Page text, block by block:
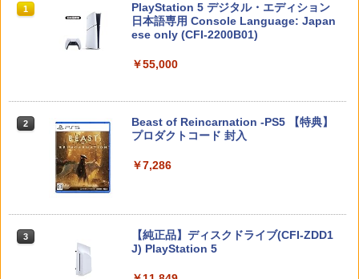
テーブルモード専用 ポータブルUSBハブ
￥3,980
￥4,920
【SQUARE ENIX】【中古品】スクウェ
￥3,296
￥4,050
ル便送料無料】
￥880
￥1,200
ーラー 接続 USB ハブ スイッチ2 アクセ
サリー 周辺機器 SWITCH2 ◇AL-NS257
1【メール便】
￥2,580
￥1,100
機動戦士ガンダムSEED FREEDOM(通常
空飛ぶゆうれい船【Blu-ray】 [ 石ノ森章
￥4,400
1
スプラトゥーン レイダース|オンライン
コード版
2 スプラトゥーン レイダース -Switch2
3 Nintendo Switch 2(日本語・国内専用)
1
PlayStation 5 デジタル・エディション
日本語専用 Console Language: Japan
ese only (CFI-2200B01)
￥55,000
2
Beast of Reincarnation -PS5 【特典】
プロダクトコード 封入
￥7,286
3
【純正品】ディスクドライブ(CFI-ZDD1
J) PlayStation 5